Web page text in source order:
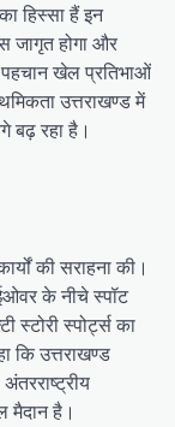
हिस्सा हैं इन
जागृत होगा और
पहचान खेल प्रतिभाओं
उत्तराखण्ड में
बढ़ रहा है।
की सराहना की।
के नीचे स्पॉट
स्टोरी स्पोर्ट्स का
कि उत्तराखण्ड
मैदान है।